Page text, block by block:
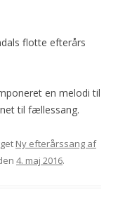
flotte efterårs
en melodi til
til fællessang.
Ny efterårssang af
4. maj 2016.